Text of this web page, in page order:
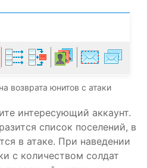
возврата юнитов с атаки
интересующий аккаунт.
список поселений, в
в атаке. При наведении
с количеством солдат